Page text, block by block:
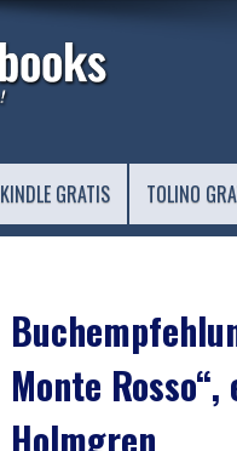
KINDLE GRATIS TOLINO
Monte
Holmgren